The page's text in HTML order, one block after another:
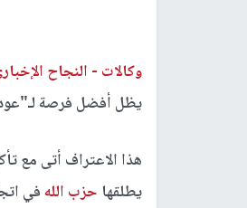
وكالات - النجاح
يظل أفضل فرصة
هذا الاعتراف أتى مع
يطلقها حزب اللهفي